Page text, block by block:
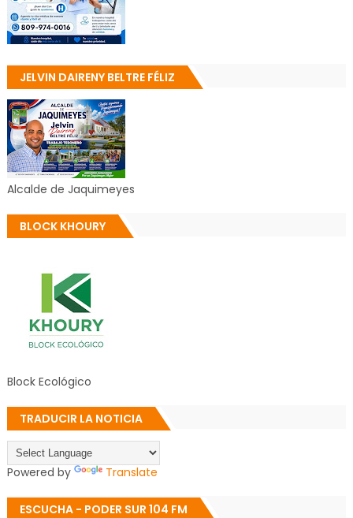
JELVIN DAIRENY BELTRE FÉLIZ
Alcalde de Jaquimeyes
BLOCK KHOURY
Block Ecológico
TRADUCIR LA NOTICIA
Powered by Translate
ESCUCHA - PODER SUR 104 FM